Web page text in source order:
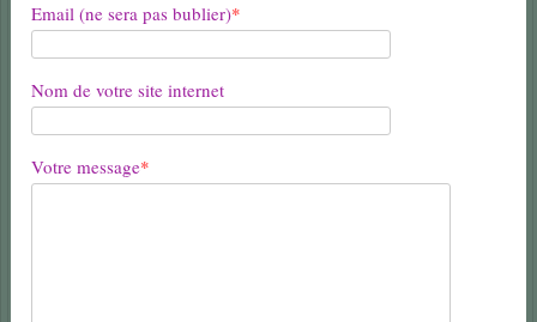
Email (ne sera pas bublier)*
Nom de votre site internet
Votre message*